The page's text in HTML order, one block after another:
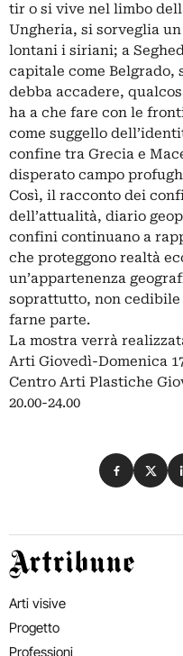
tir o si vive nel limbo
Ungheria, si sorveglia
lontani i siriani; a
capitale come Belgrado,
debba accadere,
ha a che fare con le
come suggello
confine tra Grecia e
disperato campo
Così, il racconto dei
dell’attualità, diario
confini continuano a
che proteggono realtà
un’appartenenza
soprattutto, non
farne parte.
La mostra verrà
Arti Giovedì-Domenica
Centro Arti Plastiche
20.00-24.00
Condividi
Artribune
Arti visive
Progetto
Professioni